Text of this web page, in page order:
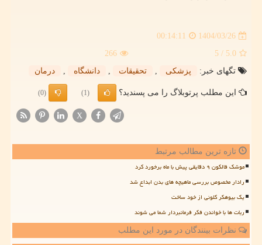
1404/03/26
00:14:11
5.0
/ 5
266
تگهای خبر:
پزشكی , تحقیقات , دانشگاه , درمان
این مطلب پرتوبلاگ را می پسندید؟ (1)
(0)
X
تازه ترین مطالب مرتبط
موشک فالکون ۹ دقایقی پیش با ماه برخورد کرد
رادار مخصوص بررسی ماهیچه های بدن ابداع شد
یک بیوهکر کلونی از خود ساخت
ربات ها با خواندن فکر فرمانبردار شما می شوند
نظرات بینندگان در مورد این مطلب